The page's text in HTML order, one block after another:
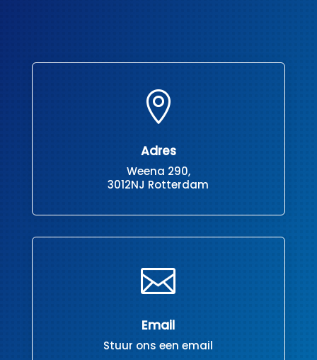

Adres
Weena 290,
3012NJ Rotterdam

Email
Stuur ons een email